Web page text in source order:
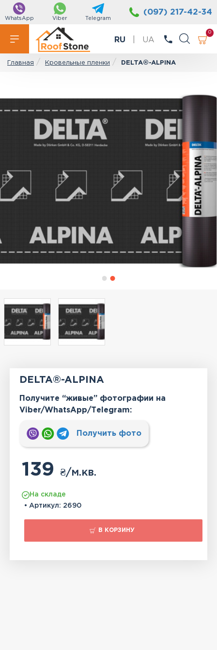
WhatsApp Viber Telegram
(097) 217-42-34
RU UA
0
Главная Кровельные пленки DELTA®-ALPINA
DELTA®-ALPINA
Получите “живые” фотографии на
Viber/WhatsApp/Тelegram:
Получить фото
139₴/м.кв.
На складе
• Артикул: 2690
В КОРЗИНУ